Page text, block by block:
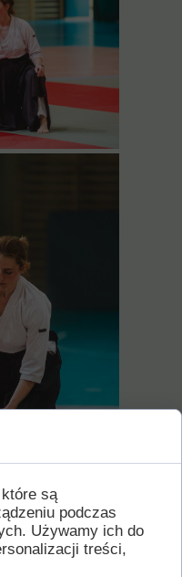
są
podczas
Używamy ich do
treści,